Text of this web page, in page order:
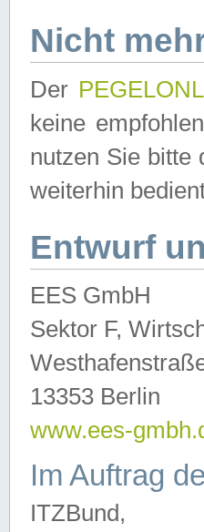
Nicht
Der
keine
nutzen Sie bitte
weiterhin
Entwurf
EES GmbH
Sektor F,
13353 Berlin
www.ees-
Im Auftrag
ITZBund,